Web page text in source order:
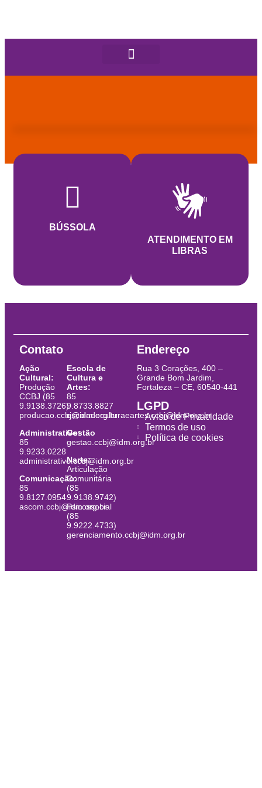
BÚSSOLA
ATENDIMENTO EM
LIBRAS
Contato
Ação
Cultural:
Produção
CCBJ (85
9.9138.3726)
producao.ccbj@idm.org.br
Administrativo:
85
9.9233.0228
administrativo.ccbj@idm.org.br
Comunicação:
85
9.8127.0954
ascom.ccbj@idm.org.br
Escola de
Cultura e
Artes:
85
9.8733.8827
escoladeculturaeartes.ccbj@idm.org.br
Gestão
gestao.ccbj@idm.org.br
Narte:
Articulação
Comunitária
(85
9.9138.9742)
Psicossocial
(85
9.9222.4733)
gerenciamento.ccbj@idm.org.br
Endereço
Rua 3 Corações, 400 –
Grande Bom Jardim,
Fortaleza – CE, 60540-441
LGPD
Aviso de Privacidade
Termos de uso
Política de cookies